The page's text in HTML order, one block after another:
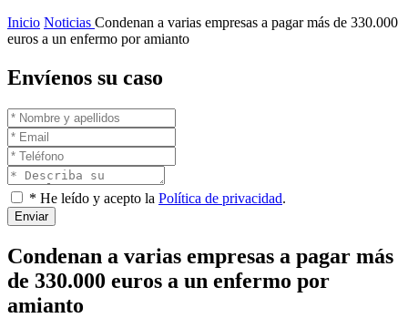
Inicio Noticias Condenan a varias empresas a pagar más de 330.000
euros a un enfermo por amianto
Envíenos su caso
* He leído y acepto la Política de privacidad.
Enviar
Condenan a varias empresas a pagar más
de 330.000 euros a un enfermo por
amianto